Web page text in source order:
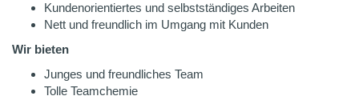
Kundenorientiertes und selbstständiges Arbeiten
Nett und freundlich im Umgang mit Kunden
Wir bieten
Junges und freundliches Team
Tolle Teamchemie